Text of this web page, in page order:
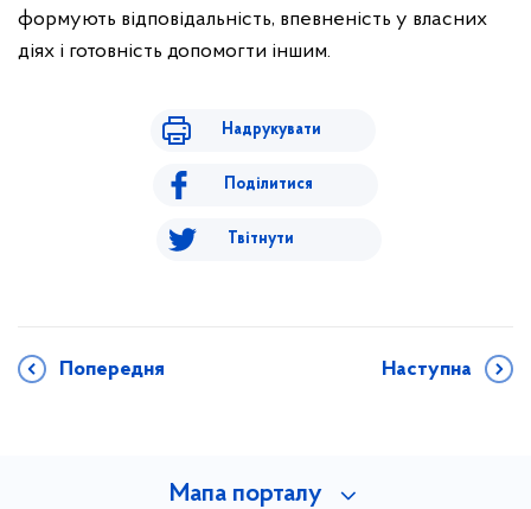
формують відповідальність, впевненість у власних
діях і готовність допомогти іншим.
Надрукувати
Поділитися
Твітнути
Попередня Наступна
Мапа порталу